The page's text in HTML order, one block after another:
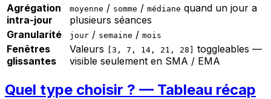
Agrégation
intra-jour
moyenne / somme / médiane quand un jour a
plusieurs séances
Granularité
jour / semaine / mois
Fenêtres
glissantes
Valeurs [3, 7, 14, 21, 28] toggleables —
visible seulement en SMA / EMA
Quel type choisir ? — Tableau récap